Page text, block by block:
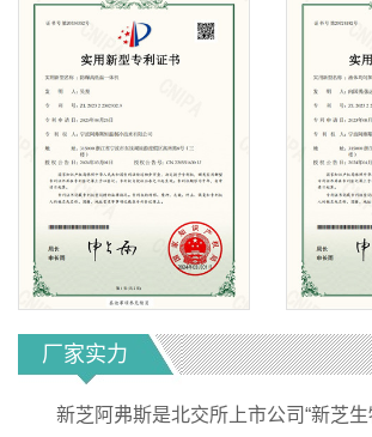
厂家实力
新芝阿弗斯是北交所上市公司“新芝生